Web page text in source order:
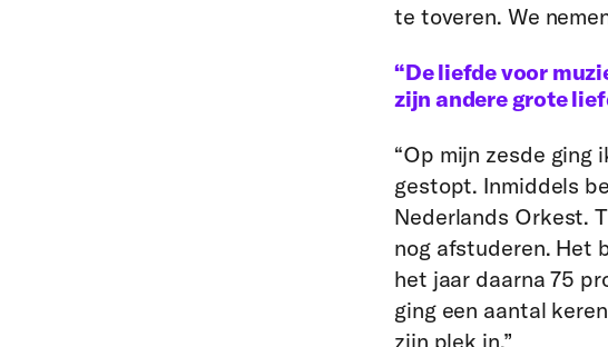
te toveren. We
“De liefde voor
zijn andere grote
“Op mijn zesde ging
gestopt. Inmiddels
Nederlands Orkest.
nog afstuderen. Het
het jaar daarna 75
ging een aantal
zijn plek in.”